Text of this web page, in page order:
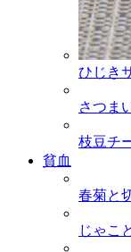
ひじき
さつま
枝豆チ
貧血
春菊と
じゃこ